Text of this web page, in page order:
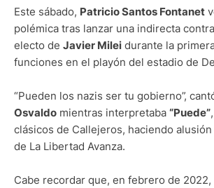
Este sábado, Patricio Santos Fontanet
polémica tras lanzar una indirecta
electo de Javier Milei durante la
funciones en el playón del estadio de
“Pueden los nazis ser tu gobierno”,
Osvaldo mientras interpretaba “Puede”
clásicos de Callejeros, haciendo
de La Libertad Avanza.
Cabe recordar que, en febrero de